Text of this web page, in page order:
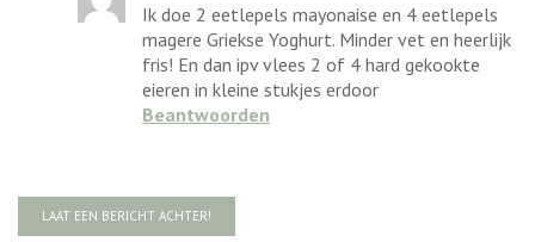
Ik doe 2 eetlepels mayonaise en 4 eetlepels
magere Griekse Yoghurt. Minder vet en heerlijk
fris! En dan ipv vlees 2 of 4 hard gekookte
eieren in kleine stukjes erdoor
Beantwoorden
LAAT EEN BERICHT ACHTER!